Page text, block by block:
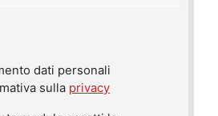
dati personali
sulla privacy